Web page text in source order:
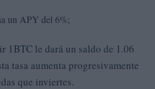
un APY del 6%;
1BTC le dará un saldo de 1.06
tasa aumenta progresivamente
que inviertes.